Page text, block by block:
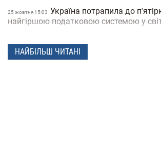
25 жовтня 15:03 Україна потрапила до
найгіршою податковою системою у
у чому різниця
НАЙБІЛЬШ ЧИТАНІ